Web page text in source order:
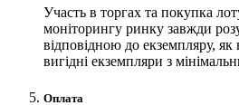
Участь в торгах та покупка
моніторингу ринку завжди
відповідною до екземпляру, як
вигідні екземпляри з
Оплата